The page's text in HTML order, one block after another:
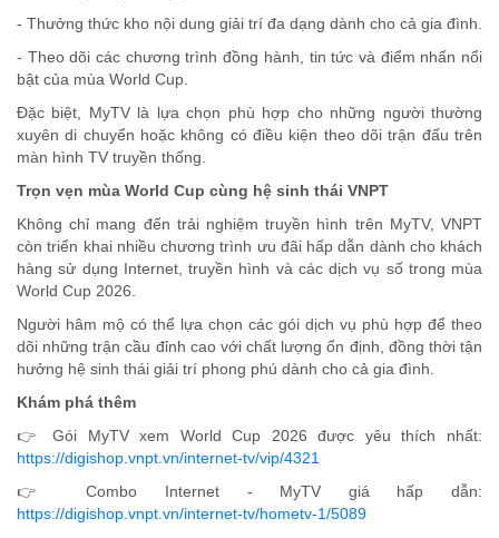
- Thưởng thức kho nội dung giải trí đa dạng dành cho cả gia đình.
- Theo dõi các chương trình đồng hành, tin tức và điểm nhấn nổi
bật của mùa World Cup.
Đặc biệt, MyTV là lựa chọn phù hợp cho những người thường
xuyên di chuyển hoặc không có điều kiện theo dõi trận đấu trên
màn hình TV truyền thống.
Trọn vẹn mùa World Cup cùng hệ sinh thái VNPT
Không chỉ mang đến trải nghiệm truyền hình trên MyTV, VNPT
còn triển khai nhiều chương trình ưu đãi hấp dẫn dành cho khách
hàng sử dụng Internet, truyền hình và các dịch vụ số trong mùa
World Cup 2026.
Người hâm mộ có thể lựa chọn các gói dịch vụ phù hợp để theo
dõi những trận cầu đỉnh cao với chất lượng ổn định, đồng thời tận
hưởng hệ sinh thái giải trí phong phú dành cho cả gia đình.
Khám phá thêm
👉 Gói MyTV xem World Cup 2026 được yêu thích nhất:
https://digishop.vnpt.vn/internet-tv/vip/4321
👉 Combo Internet - MyTV giá hấp dẫn:
https://digishop.vnpt.vn/internet-tv/hometv-1/5089